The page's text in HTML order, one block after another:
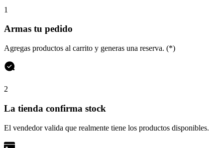
1
Armas tu pedido
Agregas productos al carrito y generas una reserva. (*)
2
La tienda confirma stock
El vendedor valida que realmente tiene los productos disponibles.